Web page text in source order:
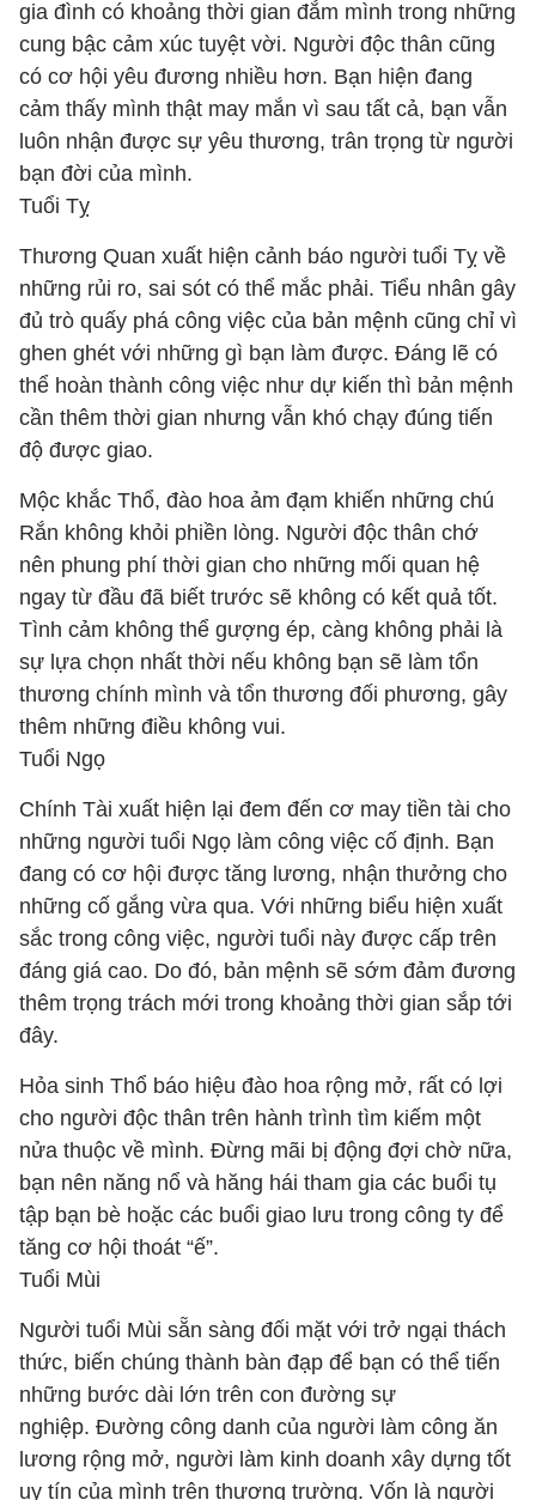
gia đình có khoảng thời gian đắm mình trong những
cung bậc cảm xúc tuyệt vời. Người độc thân cũng
có cơ hội yêu đương nhiều hơn. Bạn hiện đang
cảm thấy mình thật may mắn vì sau tất cả, bạn vẫn
luôn nhận được sự yêu thương, trân trọng từ người
bạn đời của mình.
Tuổi Tỵ
Thương Quan xuất hiện cảnh báo người tuổi Tỵ về
những rủi ro, sai sót có thể mắc phải. Tiểu nhân gây
đủ trò quấy phá công việc của bản mệnh cũng chỉ vì
ghen ghét với những gì bạn làm được. Đáng lẽ có
thể hoàn thành công việc như dự kiến thì bản mệnh
cần thêm thời gian nhưng vẫn khó chạy đúng tiến
độ được giao.
Mộc khắc Thổ, đào hoa ảm đạm khiến những chú
Rắn không khỏi phiền lòng. Người độc thân chớ
nên phung phí thời gian cho những mối quan hệ
ngay từ đầu đã biết trước sẽ không có kết quả tốt.
Tình cảm không thể gượng ép, càng không phải là
sự lựa chọn nhất thời nếu không bạn sẽ làm tổn
thương chính mình và tổn thương đối phương, gây
thêm những điều không vui.
Tuổi Ngọ
Chính Tài xuất hiện lại đem đến cơ may tiền tài cho
những người tuổi Ngọ làm công việc cố định. Bạn
đang có cơ hội được tăng lương, nhận thưởng cho
những cố gắng vừa qua. Với những biểu hiện xuất
sắc trong công việc, người tuổi này được cấp trên
đáng giá cao. Do đó, bản mệnh sẽ sớm đảm đương
thêm trọng trách mới trong khoảng thời gian sắp tới
đây.
Hỏa sinh Thổ báo hiệu đào hoa rộng mở, rất có lợi
cho người độc thân trên hành trình tìm kiếm một
nửa thuộc về mình. Đừng mãi bị động đợi chờ nữa,
bạn nên năng nổ và hăng hái tham gia các buổi tụ
tập bạn bè hoặc các buổi giao lưu trong công ty để
tăng cơ hội thoát “ế”.
Tuổi Mùi
Người tuổi Mùi sẵn sàng đối mặt với trở ngại thách
thức, biến chúng thành bàn đạp để bạn có thể tiến
những bước dài lớn trên con đường sự
nghiệp. Đường công danh của người làm công ăn
lương rộng mở, người làm kinh doanh xây dựng tốt
uy tín của mình trên thương trường. Vốn là người